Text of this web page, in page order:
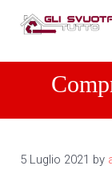
Passa al
Skip to header
Skip to site footer
5 Luglio 2021 by